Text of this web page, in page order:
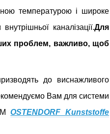
температурою і широке
каналізації.Для
проблем, важливо, щоб
до виснажливого
Вам для системи
ТМOSTENDORF Kunststoffe